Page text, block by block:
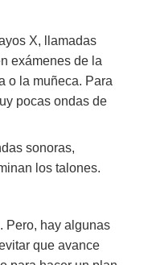
X, llamadas
exámenes de la
o la muñeca. Para
pocas ondas de
sonoras,
los talones.
Pero, hay algunas
que avance